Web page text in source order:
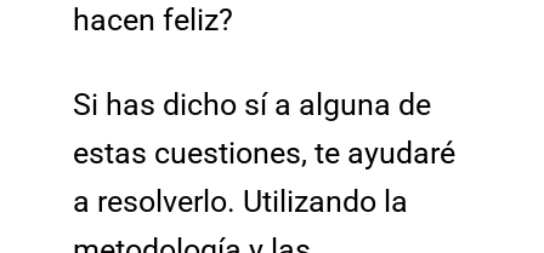
hacen feliz?
Si has dicho sí a alguna de
estas cuestiones, te ayudaré
a resolverlo. Utilizando la